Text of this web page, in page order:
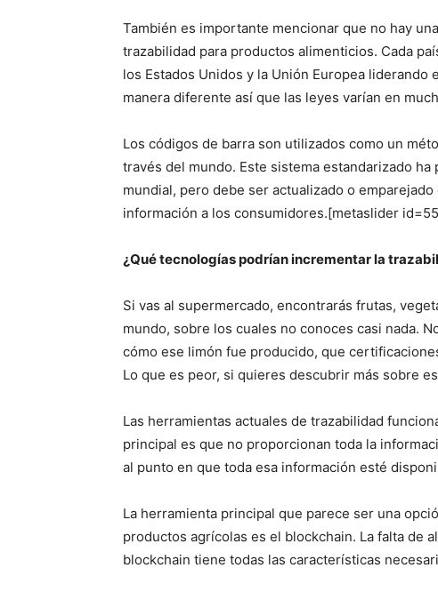
También es importante mencionar que no hay
trazabilidad para productos alimenticios. Cada
los Estados Unidos y la Unión Europea liderando
manera diferente así que las leyes varían en
Los códigos de barra son utilizados como un
través del mundo. Este sistema estandarizado
mundial, pero debe ser actualizado o
información a los consumidores.[metaslider
¿Qué tecnologías podrían incrementar la
Si vas al supermercado, encontrarás frutas,
mundo, sobre los cuales no conoces casi nada.
cómo ese limón fue producido, que
Lo que es peor, si quieres descubrir más sobre
Las herramientas actuales de trazabilidad
principal es que no proporcionan toda la
al punto en que toda esa información esté
La herramienta principal que parece ser una
productos agrícolas es el blockchain. La falta de
blockchain tiene todas las características